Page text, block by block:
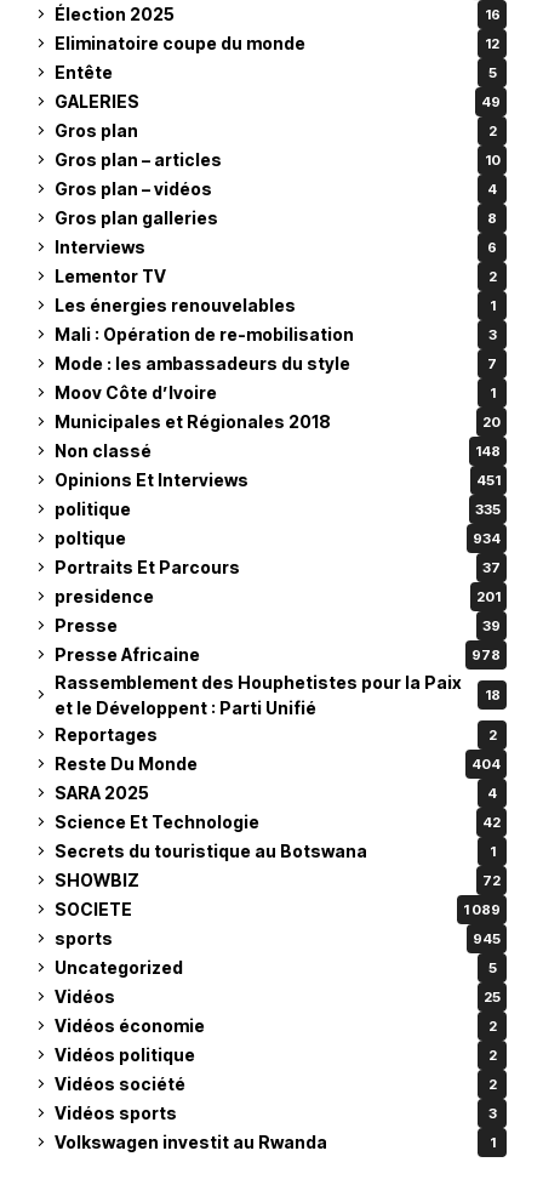
Élection 2025 16
Eliminatoire coupe du monde 12
Entête 5
GALERIES 49
Gros plan 2
Gros plan – articles 10
Gros plan – vidéos 4
Gros plan galleries 8
Interviews 6
Lementor TV 2
Les énergies renouvelables 1
Mali : Opération de re-mobilisation 3
Mode : les ambassadeurs du style 7
Moov Côte d’Ivoire 1
Municipales et Régionales 2018 20
Non classé 148
Opinions Et Interviews 451
politique 335
poltique 934
Portraits Et Parcours 37
presidence 201
Presse 39
Presse Africaine 978
Rassemblement des Houphetistes pour la Paix
et le Développent : Parti Unifié
18
Reportages 2
Reste Du Monde 404
SARA 2025 4
Science Et Technologie 42
Secrets du touristique au Botswana 1
SHOWBIZ 72
SOCIETE 1 089
sports 945
Uncategorized 5
Vidéos 25
Vidéos économie 2
Vidéos politique 2
Vidéos société 2
Vidéos sports 3
Volkswagen investit au Rwanda 1